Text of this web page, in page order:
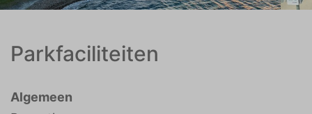
Parkfaciliteiten
Algemeen